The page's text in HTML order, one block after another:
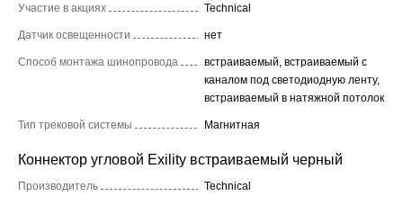
Участие в акциях Technical
Датчик освещенности нет
Способ монтажа шинопровода
встраиваемый, встраиваемый с
каналом под светодиодную ленту,
встраиваемый в натяжной потолок
Тип трековой системы Магнитная
Коннектор угловой Exility встраиваемый черный
Производитель Technical